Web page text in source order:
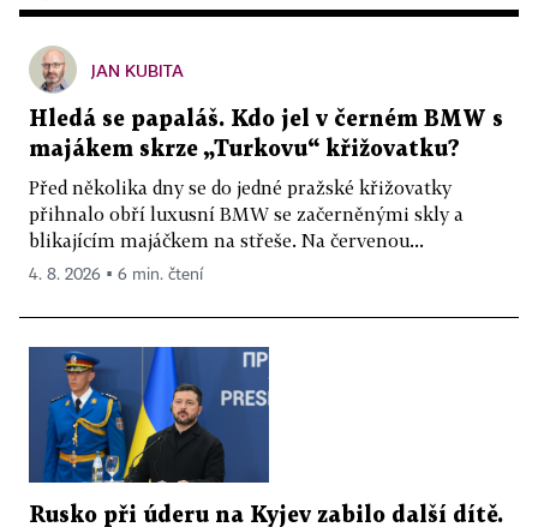
JAN KUBITA
Hledá se papaláš. Kdo jel v černém BMW s
majákem skrze „Turkovu“ křižovatku?
Před několika dny se do jedné pražské křižovatky
přihnalo obří luxusní BMW se začerněnými skly a
blikajícím majáčkem na střeše. Na červenou...
4. 8. 2026 ▪ 6 min. čtení
Rusko při úderu na Kyjev zabilo další dítě.